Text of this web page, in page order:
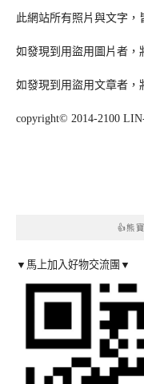
此網站所有照片與文字，
如發現到用盜用圖片者，
如發現到用盜用文章者，
copyright© 2014-2100
👍熊
▼馬上加入好物交流團▼